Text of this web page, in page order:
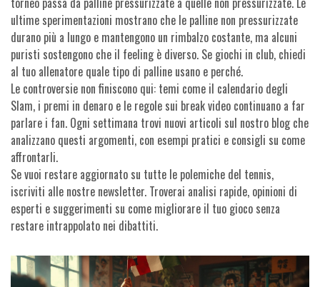
ultime sperimentazioni mostrano che le palline non pressurizzate
durano più a lungo e mantengono un rimbalzo costante, ma alcuni
puristi sostengono che il feeling è diverso. Se giochi in club, chiedi
al tuo allenatore quale tipo di palline usano e perché.
Le controversie non finiscono qui: temi come il calendario degli
Slam, i premi in denaro e le regole sui break video continuano a far
parlare i fan. Ogni settimana trovi nuovi articoli sul nostro blog che
analizzano questi argomenti, con esempi pratici e consigli su come
affrontarli.
Se vuoi restare aggiornato su tutte le polemiche del tennis,
iscriviti alle nostre newsletter. Troverai analisi rapide, opinioni di
esperti e suggerimenti su come migliorare il tuo gioco senza
restare intrappolato nei dibattiti.